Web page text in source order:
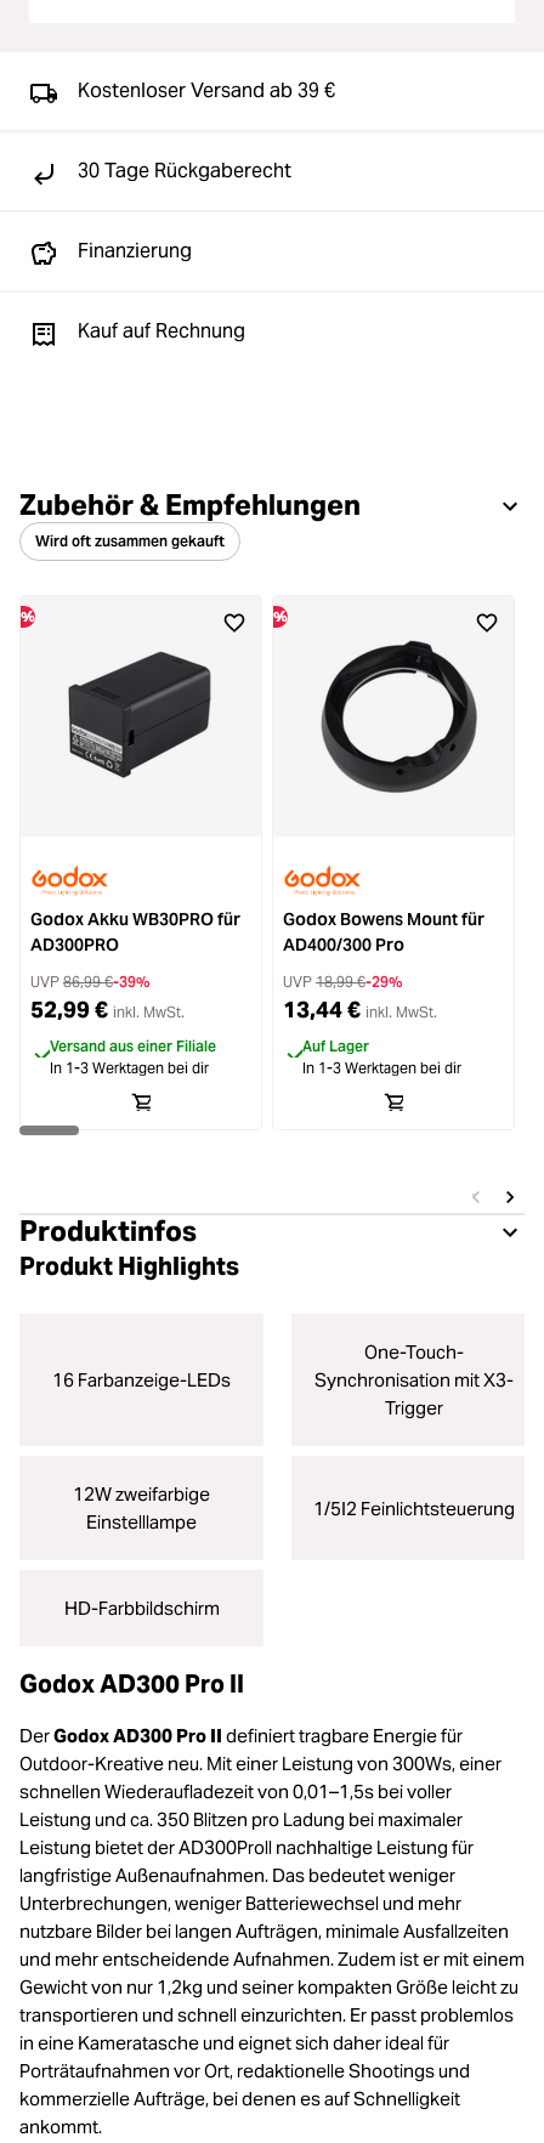
Kostenloser Versand ab 39 €
30 Tage Rückgaberecht
Finanzierung
Kauf auf Rechnung
Zubehör & Empfehlungen
Wird oft zusammen gekauft
%
Godox Akku WB30PRO für
AD300PRO
UVP 86,99 €-39%
52,99 € inkl. MwSt.
Versand aus einer Filiale
In 1-3 Werktagen bei dir
%
Godox Bowens Mount für
AD400/300 Pro
UVP 18,99 €-29%
13,44 € inkl. MwSt.
Auf Lager
In 1-3 Werktagen bei dir
Produktinfos
Produkt Highlights
16 Farbanzeige-LEDs
One-Touch-
Synchronisation mit X3-
Trigger
12W zweifarbige
Einstelllampe
1/5I2 Feinlichtsteuerung
HD-Farbbildschirm
Godox AD300 Pro II
DerGodox AD300 Pro II definiert tragbare Energie für
Outdoor-Kreative neu. Mit einer Leistung von 300Ws, einer
schnellen Wiederaufladezeit von 0,01–1,5s bei voller
Leistung und ca. 350 Blitzen pro Ladung bei maximaler
Leistung bietet der AD300Proll nachhaltige Leistung für
langfristige Außenaufnahmen. Das bedeutet weniger
Unterbrechungen, weniger Batteriewechsel und mehr
nutzbare Bilder bei langen Aufträgen, minimale Ausfallzeiten
und mehr entscheidende Aufnahmen. Zudem ist er mit einem
Gewicht von nur 1,2kg und seiner kompakten Größe leicht zu
transportieren und schnell einzurichten. Er passt problemlos
in eine Kameratasche und eignet sich daher ideal für
Porträtaufnahmen vor Ort, redaktionelle Shootings und
kommerzielle Aufträge, bei denen es auf Schnelligkeit
ankommt.